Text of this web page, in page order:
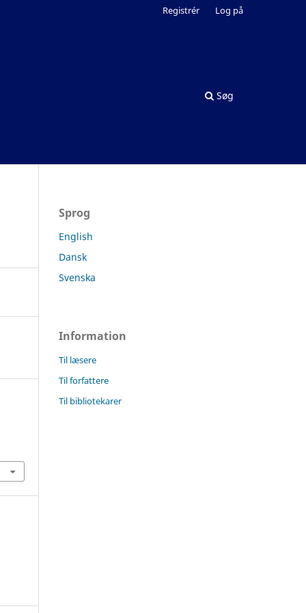
Søg
Registrér Log på
Sprog
English
Dansk
Svenska
Information
Til læsere
Til forfattere
Til bibliotekarer